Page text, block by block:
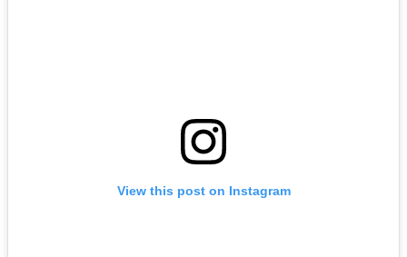
View this post on Instagram